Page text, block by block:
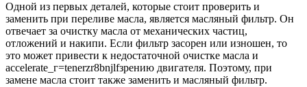
Одной из первых деталей, которые стоит проверить и
заменить при переливе масла, является масляный фильтр. Он
отвечает за очистку масла от механических частиц,
отложений и накипи. Если фильтр засорен или изношен, то
это может привести к недостаточной очистке масла и
accelerate_г=tenerzr8bnjlfзрению двигателя. Поэтому, при
замене масла стоит также заменить и масляный фильтр.